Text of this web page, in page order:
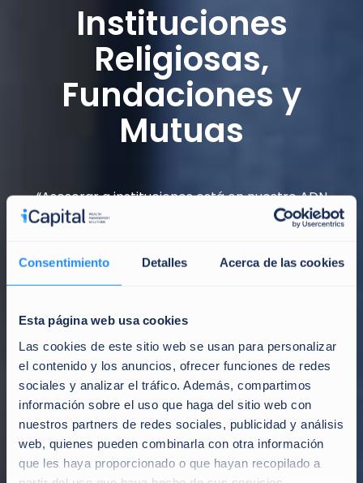
Consentimiento Detalles Acerca de las cookies
Esta página web usa cookies
Las cookies de este sitio web se usan para personalizar
el contenido y los anuncios, ofrecer funciones de redes
sociales y analizar el tráfico. Además, compartimos
información sobre el uso que haga del sitio web con
nuestros partners de redes sociales, publicidad y análisis
web, quienes pueden combinarla con otra información
que les haya proporcionado o que hayan recopilado a
Instituciones
Religiosas,
Fundaciones y
Mutuas
“Asesorar a instituciones está en nuestro ADN
desde que nacimos en 2006”.